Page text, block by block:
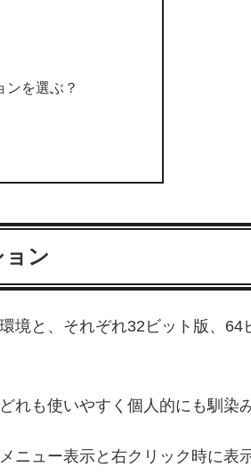
ンを選ぶ？
ン
境と、それぞれ32ビット版、64
れも使いやすく個人的にも馴染
ニュー表示と右クリック時に表